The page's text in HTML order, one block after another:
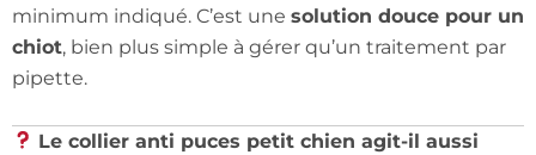
minimum indiqué. C’est une solution douce pour un
chiot, bien plus simple à gérer qu’un traitement par
pipette.
Le collier anti puces petit chien agit-il aussi